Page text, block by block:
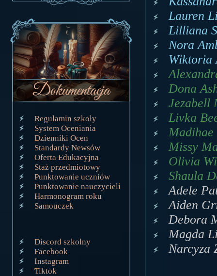
Regulamin szkoły
System Oceniania
Dzienniki Ocen
Standardy Newsów
Oferta Edukacyjna
Staż przedmiotowy
Punktowanie uczniów
Punktowanie nauczycieli
Harmonogram roku
Samouczek
Discord szkolny
Facebook
Instagram
Tiktok
Lauren
Lilliana
Nora
Wiktoria
Dona
Jezabell
Livka
Missy
Olivia
Shaula
Adele
Aiden
Debora
Magda
Narcyza